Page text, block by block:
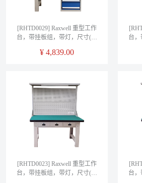
[RHTD0029] Raxwell 重型工作
台，带挂板组，带灯，尺寸(长
面厚50mm)四抽边柜
¥ 4,839.00
台
[RHTD0023] Raxwell 重型工作
台，带挂板组，带灯，尺寸(长
台